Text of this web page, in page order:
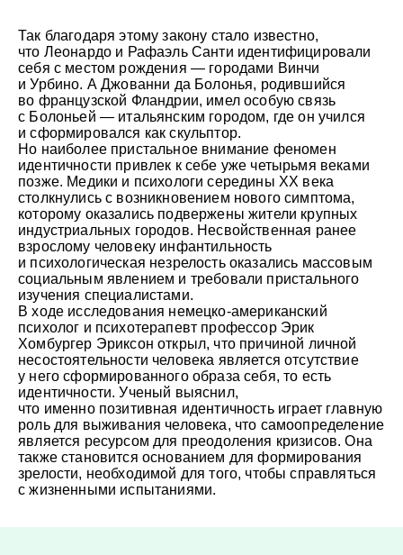
Так благодаря этому закону стало известно,
что Леонардо и Рафаэль Санти идентифицировали
себя с местом рождения — городами Винчи
и Урбино. А Джованни да Болонья, родившийся
во французской Фландрии, имел особую связь
с Болоньей — итальянским городом, где он учился
и сформировался как скульптор.
Но наиболее пристальное внимание феномен
идентичности привлек к себе уже четырьмя веками
позже. Медики и психологи середины ХХ века
столкнулись с возникновением нового симптома,
которому оказались подвержены жители крупных
индустриальных городов. Несвойственная ранее
взрослому человеку инфантильность
и психологическая незрелость оказались массовым
социальным явлением и требовали пристального
изучения специалистами.
В ходе исследования немецко-американский
психолог и психотерапевт профессор Эрик
Хомбургер Эриксон открыл, что причиной личной
несостоятельности человека является отсутствие
у него сформированного образа себя, то есть
идентичности. Ученый выяснил,
что именно позитивная идентичность играет главную
роль для выживания человека, что самоопределение
является ресурсом для преодоления кризисов. Она
также становится основанием для формирования
зрелости, необходимой для того, чтобы справляться
с жизненными испытаниями.